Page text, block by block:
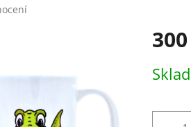
cena: